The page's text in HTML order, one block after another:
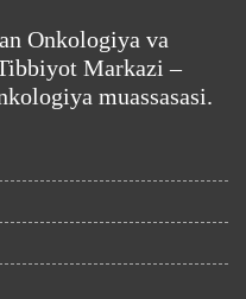
Onkologiya va
Markazi –
muassasasi.